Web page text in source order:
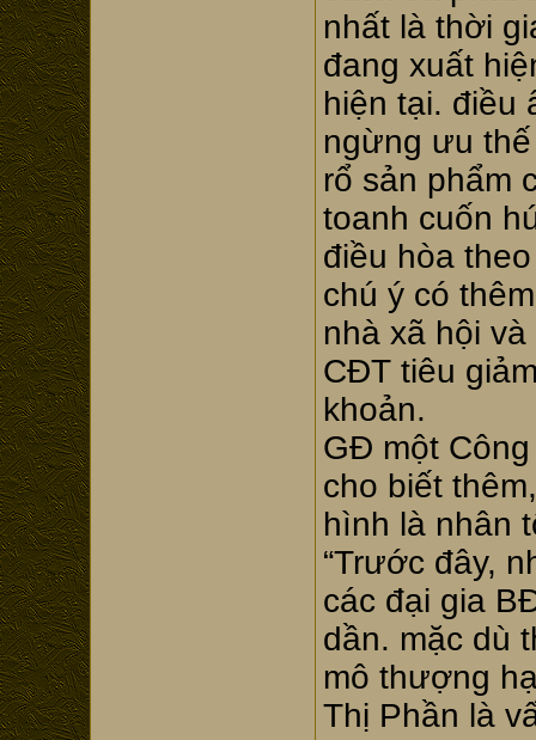
nhất là thời
đang xuất
hiện tại. điều
ngừng ưu
rổ sản phẩm
toanh cuốn
điều hòa
chú ý có
nhà xã hội
CĐT tiêu
khoản.
GĐ một
cho biết
hình là nhân
“Trước đây,
các đại gia
dần. mặc dù
mô thượng
Thị Phần là